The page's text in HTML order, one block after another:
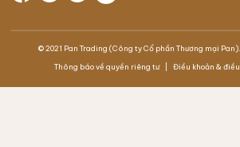
© 2021 Pan Trading (Công ty Cổ phần Thương mại
Thông báo về quyền riêng tư Điều khoản &